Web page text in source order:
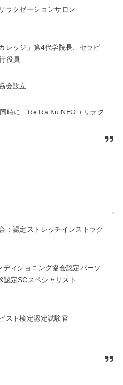
ラクゼーションサロン
レッジ」第4代学院長、セラピ
役員
会設立
時に「Re.Ra.Ku NEO（リラク
：認定ストレッチインストラク
ィショニング協会認定パーソ
認定SCスペシャリスト
スト検定認定試験官